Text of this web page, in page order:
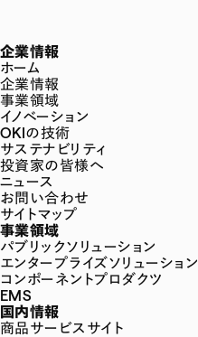
企業情報
ホーム
企業情報
事業領域
イノベーション
OKIの技術
サステナビリティ
投資家の皆様へ
ニュース
お問い合わせ
サイトマップ
事業領域
パブリックソリューション
エンタープライズソリューション
コンポーネントプロダクツ
EMS
国内情報
商品サービスサイト